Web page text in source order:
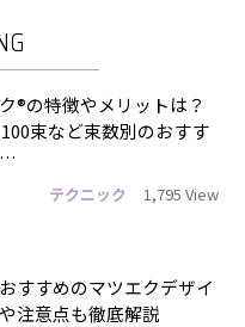
®の特徴やメリットは？
束など束数別のおすす
テクニック 1,795 View
すすめのマツエクデザイ
注意点も徹底解説